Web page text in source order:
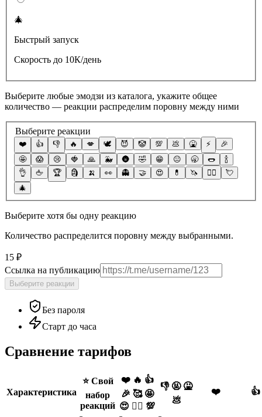
🎄
Быстрый запуск
Скорость до 10К/день
Выберите любые эмодзи из каталога, укажите общее
количество — реакции распределим поровну между ними
Выберите реакции
❤️ 👍 👎 🔥 💋 🕊 😈 🤡 💯 💩 🤮 ⚡️
🎉
🤩
😱 😢 🍓 🙏 🐳 🌚 🤣 😁 😐 🥱 🌭
🍾
👌
🖕 🏆 🗿 🍌 👀 👻 🤝 😍 💊 🦄 ❤️‍🔥
💘
🎄
Выберите хотя бы одну реакцию
Количество распределится поровну между выбранными.
15 ₽
Ссылка на публикацию
Выберите реакции
Без пароля
Старт до часа
Сравнение тарифов
Характеристика
⭐️ Свой
набор
реакций
❤️ 🔥 👍
🎉 🥰 🤩
😍 ❤️‍🔥 💯
👎 🤬 🤮
💩
❤️ 👍